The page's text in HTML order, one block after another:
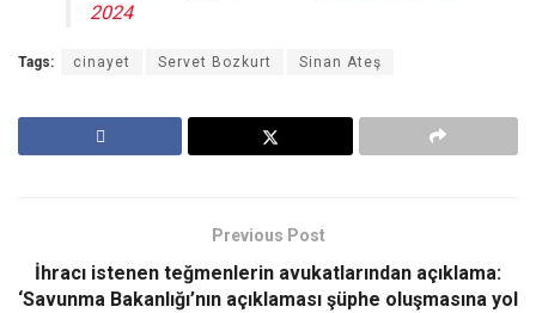
2024
Tags: cinayet Servet Bozkurt Sinan Ateş
Previous Post
İhracı istenen teğmenlerin avukatlarından açıklama:
‘Savunma Bakanlığı’nın açıklaması şüphe oluşmasına yol